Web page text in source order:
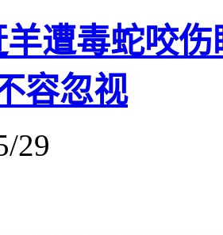
羊遭毒蛇咬
容忽视
29